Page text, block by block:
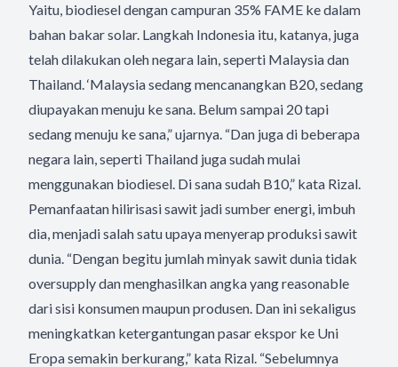
Yaitu, biodiesel dengan campuran 35% FAME ke dalam
bahan bakar solar. Langkah Indonesia itu, katanya, juga
telah dilakukan oleh negara lain, seperti Malaysia dan
Thailand. ‘Malaysia sedang mencanangkan B20, sedang
diupayakan menuju ke sana. Belum sampai 20 tapi
sedang menuju ke sana,” ujarnya. “Dan juga di beberapa
negara lain, seperti Thailand juga sudah mulai
menggunakan biodiesel. Di sana sudah B10,” kata Rizal.
Pemanfaatan hilirisasi sawit jadi sumber energi, imbuh
dia, menjadi salah satu upaya menyerap produksi sawit
dunia. “Dengan begitu jumlah minyak sawit dunia tidak
oversupply dan menghasilkan angka yang reasonable
dari sisi konsumen maupun produsen. Dan ini sekaligus
meningkatkan ketergantungan pasar ekspor ke Uni
Eropa semakin berkurang,” kata Rizal. “Sebelumnya